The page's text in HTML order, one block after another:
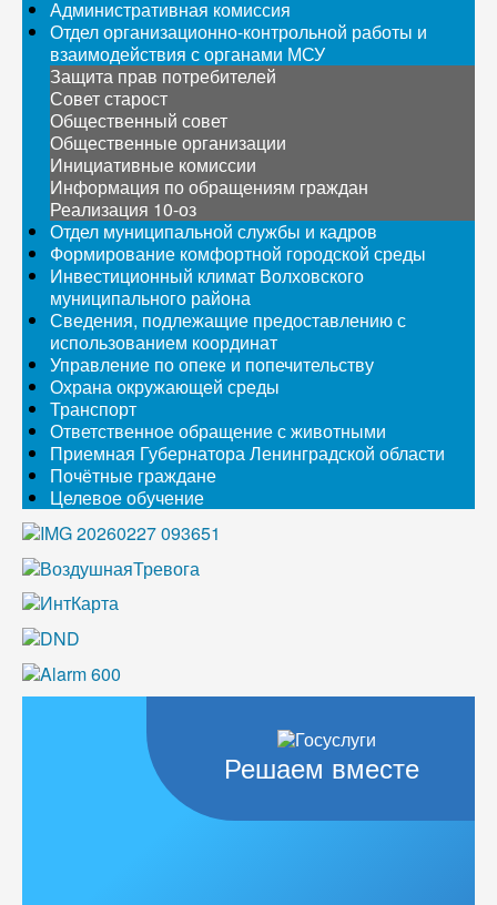
Административная комиссия
Отдел организационно-контрольной работы и
взаимодействия с органами МСУ
Защита прав потребителей
Совет старост
Общественный совет
Общественные организации
Инициативные комиссии
Информация по обращениям граждан
Реализация 10-оз
Отдел муниципальной службы и кадров
Формирование комфортной городской среды
Инвестиционный климат Волховского
муниципального района
Сведения, подлежащие предоставлению с
использованием координат
Управление по опеке и попечительству
Охрана окружающей среды
Транспорт
Ответственное обращение с животными
Приемная Губернатора Ленинградской области
Почётные граждане
Целевое обучение
Решаем вместе